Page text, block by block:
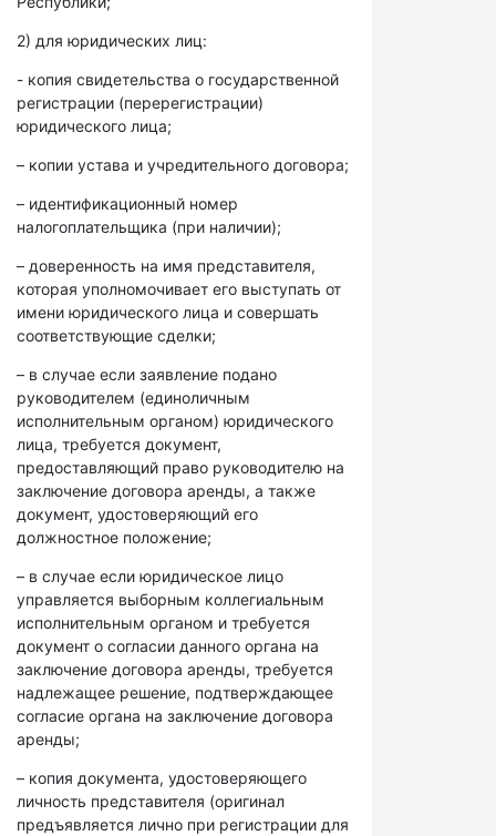
2) для юридических лиц:
- копия свидетельства о государственной
регистрации (перерегистрации)
юридического лица;
– копии устава и учредительного договора;
– идентификационный номер
налогоплательщика (при наличии);
– доверенность на имя представителя,
которая уполномочивает его выступать от
имени юридического лица и совершать
соответствующие сделки;
– в случае если заявление подано
руководителем (единоличным
исполнительным органом) юридического
лица, требуется документ,
предоставляющий право руководителю на
заключение договора аренды, а также
документ, удостоверяющий его
должностное положение;
– в случае если юридическое лицо
управляется выборным коллегиальным
исполнительным органом и требуется
документ о согласии данного органа на
заключение договора аренды, требуется
надлежащее решение, подтверждающее
согласие органа на заключение договора
аренды;
– копия документа, удостоверяющего
личность представителя (оригинал
предъявляется лично при регистрации для